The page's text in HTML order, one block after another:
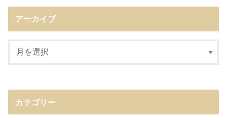
アーカイブ
カテゴリー